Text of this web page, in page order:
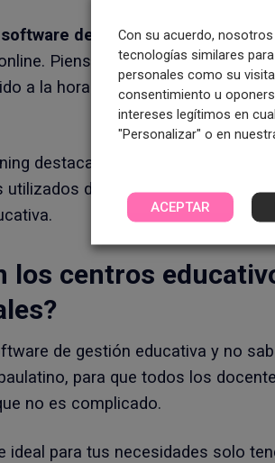
software de gestión para
Piensa que en los últimos
a la hora de dar clase debido, en
destaca Moodle, que es uno de
del mundo. Es de código
los centros
de gestión educativa y no
para que todos los
no es complicado.
ideal para tus necesidades solo
Con su acuerdo,
tecnologías similares
personales como su
consentimiento u
intereses legítimos en
"Personalizar" o en
ACEPTAR